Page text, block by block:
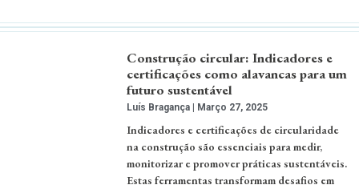
Construção circular: Indicadores e
certificações como alavancas para um
futuro sustentável
Luís Bragança Março 27, 2025
Indicadores e certificações de circularidade
na construção são essenciais para medir,
monitorizar e promover práticas sustentáveis.
Estas ferramentas transformam desafios em